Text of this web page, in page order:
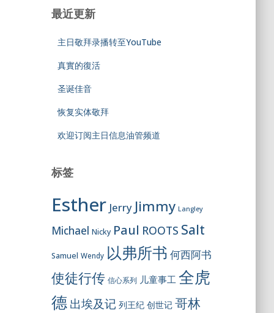
最近更新
主日敬拜录播转至YouTube
真實的復活
圣诞佳音
恢复实体敬拜
欢迎订阅主日信息油管频道
标签
Esther Jerry Jimmy Langley
Michael Nicky Paul ROOTS Salt
Samuel Wendy 以弗所书 何西阿书
使徒行传 信心系列 儿童事工 全虎
德 出埃及记 列王纪 创世记 哥林